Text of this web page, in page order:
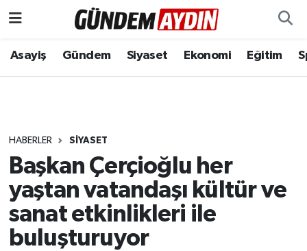
Asayiş Gündem Siyaset Ekonomi Eğitim
HABERLER SIYASET
Başkan Çerçioğlu her
yaştan vatandaşı kültür ve
sanat etkinlikleri ile
buluşturuyor
Aydın Nöbetçi Eczaneler
Aydın Trafik Yoğunluk Haritası
Süper Lig Puan Durumu ve Fikstür
Tüm Manşetler